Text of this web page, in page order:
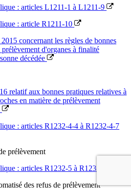
: articles L1211-1 à L1211-9
: article R1211-10
concernant les règles de bonnes
d'organes à finalité
décédée
relatif aux bonnes pratiques relatives à
en matière de prélèvement
: articles R1232-4-4 à R1232-4-7
prélèvement
: articles R1232-5 à R1232-14
des refus de prélèvement